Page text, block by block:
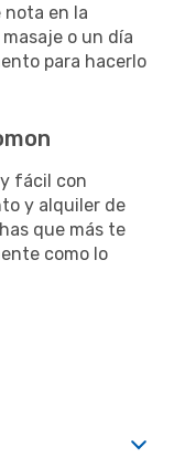
nota en la
o un día
para hacerlo
fácil con
y alquiler de
que más te
como lo